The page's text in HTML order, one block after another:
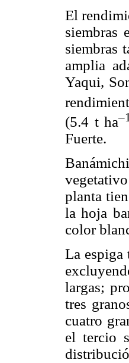
El
siembras
siembras
amplia
Yaqui,
(5.4 t ha
Fuerte.
planta
la hoja
color
La espiga
largas;
tres
cuatro
el tercio